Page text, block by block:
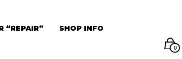
“REPAIR”
SHOP INFO
0